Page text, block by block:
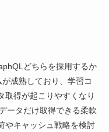
どちらを採用するか
成熟しており、学習コ
取得が起こりやすくなり
ータだけ取得できる柔軟
やキャッシュ戦略を検討